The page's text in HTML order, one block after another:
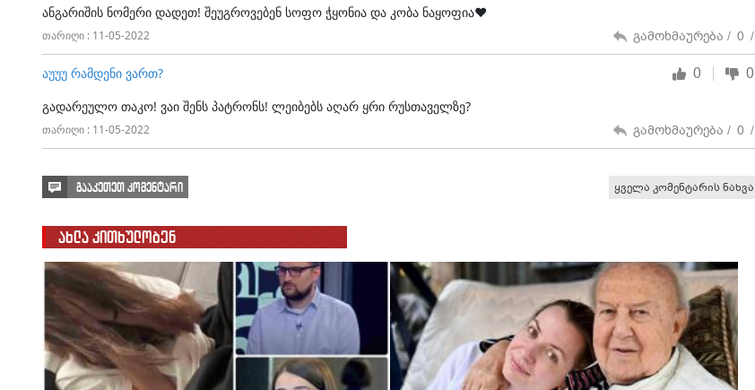
ანგარიშის ნომერი დადეთ! შეუგროვებენ სოფო ჭყონია და კობა ნაყოფია❤
თარიღი : 11-05-2022 გამოხმაურება / 0 /
აუუუ რამდენი ვართ? 0 0
გადარეულო თაკო! ვაი შენს პატრონს! ლეიბებს აღარ ყრი რუსთაველზე?
თარიღი : 11-05-2022 გამოხმაურება / 0 /
გააკეთეთ კომენტარი ყველა კომენტარის ნახვა
ახლა კითხულობენ